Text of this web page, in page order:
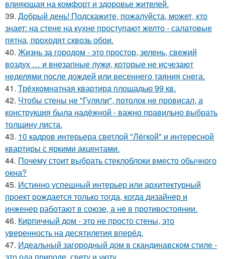
влияющая на комфорт и здоровье жителей.
39. Добрый день! Подскажите, пожалуйста, может, кто
знает: на стене на кухне проступают желто - салатовые
пятна, проходят сквозь обои.
40. Жизнь за городом - это простор, зелень, свежий
воздух … и внезапные лужи, которые не исчезают
неделями после дождей или весеннего таяния снега.
41. Трёхкомнатная квартира площадью 99 кв.
42. Чтобы стены не "Гуляли", потолок не провисал, а
конструкция была надёжной - важно правильно выбрать
толщину листа.
43. 10 кадров интерьера светлой "Лёгкой" и интересной
квартиры с яркими акцентами.
44. Почему стоит выбрать стеклоблоки вместо обычного
окна?
45. Истинно успешный интерьер или архитектурный
проект рождается только тогда, когда дизайнер и
инженер работают в союзе, а не в противостоянии.
46. Кирпичный дом - это не просто стены, это
уверенность на десятилетия вперёд.
47. Идеальный загородный дом в скандинавском стиле -